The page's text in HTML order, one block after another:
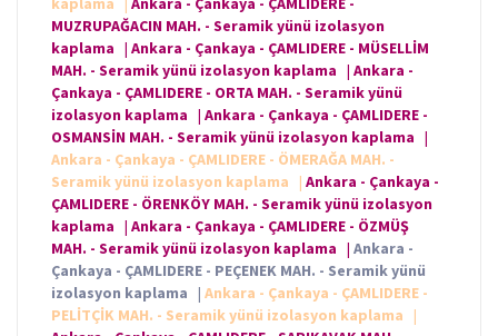
MUZRUPAĞACIN MAH. - Seramik yünü izolasyon
kaplama | Ankara - Çankaya - ÇAMLIDERE - MÜSELLİM
MAH. - Seramik yünü izolasyon kaplama | Ankara -
Çankaya - ÇAMLIDERE - ORTA MAH. - Seramik yünü
izolasyon kaplama | Ankara - Çankaya - ÇAMLIDERE -
OSMANSİN MAH. - Seramik yünü izolasyon kaplama |
Ankara - Çankaya - ÇAMLIDERE - ÖMERAĞA MAH. -
Seramik yünü izolasyon kaplama
| Ankara - Çankaya -
ÇAMLIDERE - ÖRENKÖY MAH. - Seramik yünü izolasyon
kaplama | Ankara - Çankaya - ÇAMLIDERE - ÖZMÜŞ
MAH. - Seramik yünü izolasyon kaplama | Ankara -
Çankaya - ÇAMLIDERE - PEÇENEK MAH. - Seramik yünü
izolasyon kaplama | Ankara - Çankaya - ÇAMLIDERE -
PELİTÇİK MAH. - Seramik yünü izolasyon kaplama
|